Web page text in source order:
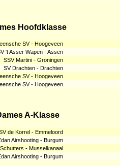
Hoofdklasse
SV - Hoogeveen
't Asser Wapen - Assen
SSV Martini - Groningen
SV Drachten - Drachten
SV - Hoogeveen
SV - Hoogeveen
A-Klasse
de Korrel - Emmeloord
Airshooting - Burgum
- Musselkanaal
Airshooting - Burgum